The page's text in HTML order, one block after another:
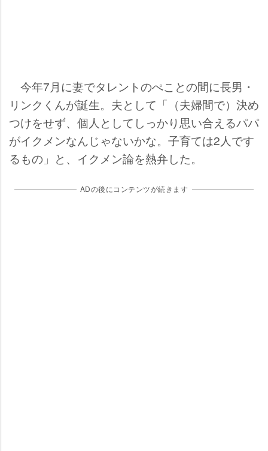
今年7月に妻でタレントのぺことの間に長男・
リンクくんが誕生。夫として「（夫婦間で）決め
つけをせず、個人としてしっかり思い合えるパパ
がイクメンなんじゃないかな。子育ては2人です
るもの」と、イクメン論を熱弁した。
ADの後にコンテンツが続きます